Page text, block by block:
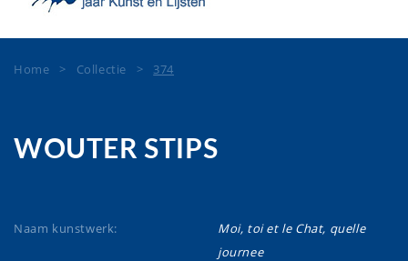
Home > Collectie > 374
WOUTER STIPS
Naam kunstwerk:
Moi, toi et le Chat, quelle
journee